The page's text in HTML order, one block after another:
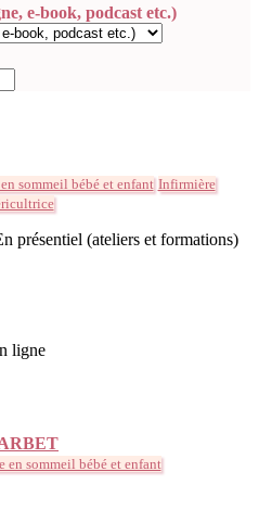
e-book, podcast etc.)
sommeil bébé et enfant Infirmière
présentiel (ateliers et formations)
ligne
en sommeil bébé et enfant